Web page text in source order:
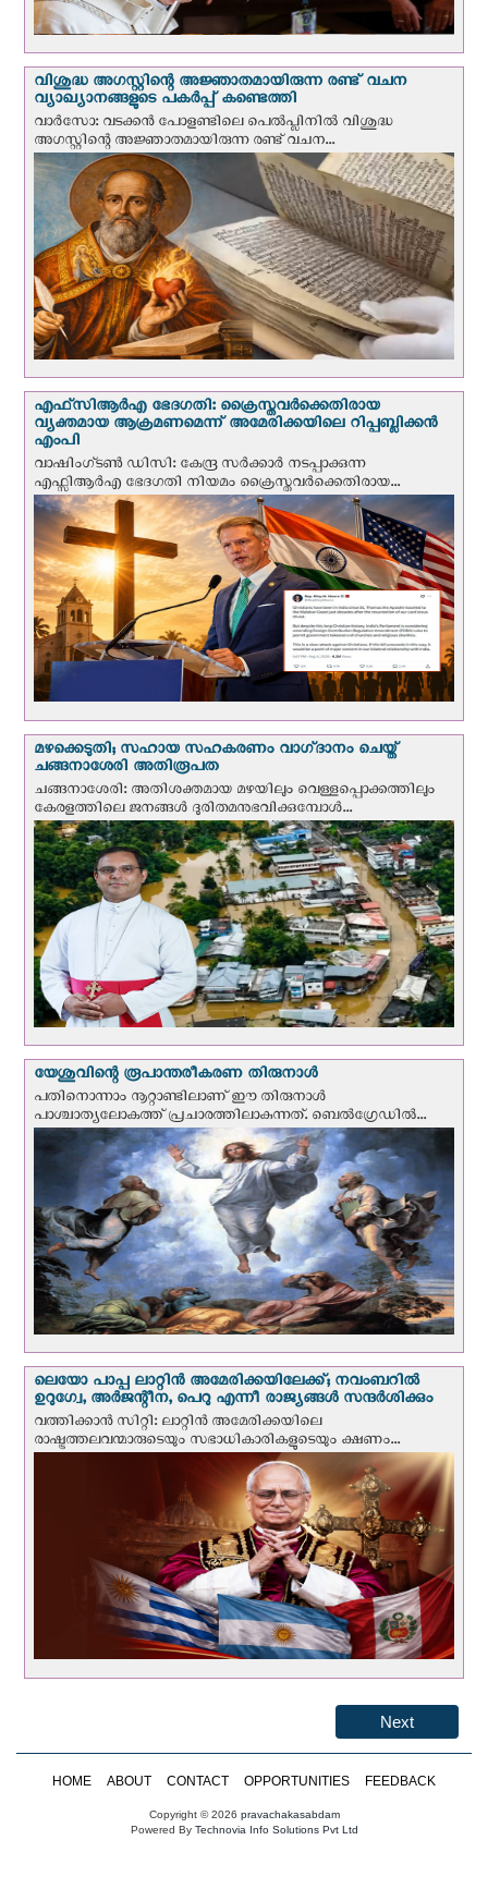
വിശുദ്ധ അഗസ്റ്റിന്റെ അജ്ഞാതമായിരുന്ന രണ്ട് വചന
വ്യാഖ്യാനങ്ങളുടെ പകര്‍പ്പ് കണ്ടെത്തി
വാര്‍സോ: വടക്കൻ പോളണ്ടിലെ പെൽപ്ലിനില്‍ വിശുദ്ധ
അഗസ്റ്റിന്റെ അജ്ഞാതമായിരുന്ന രണ്ട് വചന...
എഫ്‌സി‌ആര്‍‌എ ഭേദഗതി: ക്രൈസ്തവർക്കെതിരായ
വ്യക്തമായ ആക്രമണമെന്ന് അമേരിക്കയിലെ റിപ്പബ്ലിക്കൻ
എംപി
വാഷിംഗ്ടണ്‍ ഡി‌സി: കേന്ദ്ര സർക്കാർ നടപ്പാക്കുന്ന
എഫ്സിആർഎ ഭേദഗതി നിയമം ക്രൈസ്തവർക്കെതിരായ...
മഴക്കെടുതി; സഹായ സഹകരണം വാഗ്‌ദാനം ചെയ്ത്
ചങ്ങനാശേരി അതിരൂപത
ചങ്ങനാശേരി: അതിശക്തമായ മഴയിലും വെള്ളപ്പൊക്കത്തിലും
കേരളത്തിലെ ജനങ്ങൾ ദുരിതമനുഭവിക്കുമ്പോൾ...
യേശുവിന്റെ രൂപാന്തരീകരണ തിരുനാള്‍
പതിനൊന്നാം നൂറ്റാണ്ടിലാണ് ഈ തിരുനാള്‍
പാശ്ചാത്യലോകത്ത് പ്രചാരത്തിലാകുന്നത്. ബെല്‍ഗ്രേഡില്‍...
ലെയോ പാപ്പ ലാറ്റിൻ അമേരിക്കയിലേക്ക്; നവംബറില്‍
ഉറുഗ്വേ, അർജന്റീന, പെറു എന്നീ രാജ്യങ്ങള്‍ സന്ദര്‍ശിക്കും
വത്തിക്കാന്‍ സിറ്റി: ലാറ്റിന്‍ അമേരിക്കയിലെ
രാഷ്ട്രത്തലവന്മാരുടെയും സഭാധികാരികളുടെയും ക്ഷണം...
Next
HOME ABOUT CONTACT OPPORTUNITIES FEEDBACK
Copyright © 2026 pravachakasabdam
Powered ByTechnovia Info Solutions Pvt Ltd